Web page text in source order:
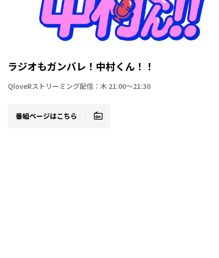
ラジオもガンバレ！中村くん！！
QloveRストリーミング配信：木 21:00～21:30
番組ページはこちら